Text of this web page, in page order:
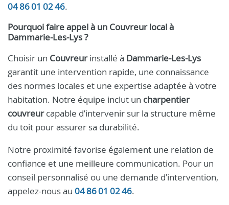
04 86 01 02 46.
Pourquoi faire appel à un Couvreurlocal à
Dammarie‑Les‑Lys?
Choisir un Couvreurinstallé à Dammarie‑Les‑Lys
garantit une intervention rapide, une connaissance
des normes locales et une expertise adaptée à votre
habitation. Notre équipe inclut un charpentier
couvreurcapable d’intervenir sur la structure même
du toit pour assurer sa durabilité.
Notre proximité favorise également une relation de
confiance et une meilleure communication. Pour un
conseil personnalisé ou une demande d’intervention,
appelez-nous au 04 86 01 02 46.